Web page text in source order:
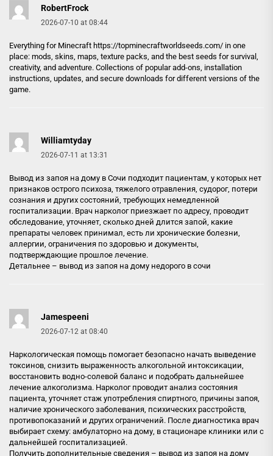
RobertFrock
2026-07-10 at 08:44
Everything for Minecraft https://topminecraftworldseeds.com/ in one
place: mods, skins, maps, texture packs, and the best seeds for survival,
creativity, and adventure. Collections of popular add-ons, installation
instructions, updates, and secure downloads for different versions of the
game.
Williamtyday
2026-07-11 at 13:31
Вывод из запоя на дому в Сочи подходит пациентам, у которых нет
признаков острого психоза, тяжелого отравления, судорог, потери
сознания и других состояний, требующих немедленной
госпитализации. Врач нарколог приезжает по адресу, проводит
обследование, уточняет, сколько дней длится запой, какие
препараты человек принимал, есть ли хронические болезни,
аллергии, ограничения по здоровью и документы,
подтверждающие прошлое лечение.
Детальнее – вывод из запоя на дому недорого в сочи
Jamespeeni
2026-07-12 at 08:40
Наркологическая помощь помогает безопасно начать выведение
токсинов, снизить выраженность алкогольной интоксикации,
восстановить водно-солевой баланс и подобрать дальнейшее
лечение алкоголизма. Нарколог проводит анализ состояния
пациента, уточняет стаж употребления спиртного, причины запоя,
наличие хронического заболевания, психических расстройств,
противопоказаний и других ограничений. После диагностика врач
выбирает схему: амбулаторно на дому, в стационаре клиники или с
дальнейшей госпитализацией.
Получить дополнительные сведения – вывод из запоя на дому